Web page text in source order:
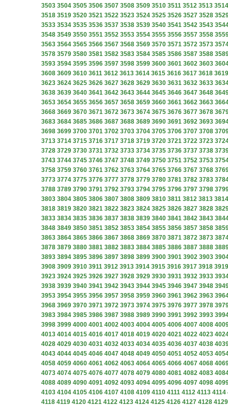
3503 3504 3505 3506 3507 3508 3509 3510 3511 3512 3513 3514
3518 3519 3520 3521 3522 3523 3524 3525 3526 3527 3528
3533 3534 3535 3536 3537 3538 3539 3540 3541 3542 3543
3548 3549 3550 3551 3552 3553 3554 3555 3556 3557 3558
3563 3564 3565 3566 3567 3568 3569 3570 3571 3572 3573
3578 3579 3580 3581 3582 3583 3584 3585 3586 3587 3588
3593 3594 3595 3596 3597 3598 3599 3600 3601 3602 3603
3608 3609 3610 3611 3612 3613 3614 3615 3616 3617 3618 3619
3623 3624 3625 3626 3627 3628 3629 3630 3631 3632 3633
3638 3639 3640 3641 3642 3643 3644 3645 3646 3647 3648
3653 3654 3655 3656 3657 3658 3659 3660 3661 3662 3663
3668 3669 3670 3671 3672 3673 3674 3675 3676 3677 3678
3683 3684 3685 3686 3687 3688 3689 3690 3691 3692 3693
3698 3699 3700 3701 3702 3703 3704 3705 3706 3707 3708
3713 3714 3715 3716 3717 3718 3719 3720 3721 3722 3723
3728 3729 3730 3731 3732 3733 3734 3735 3736 3737 3738
3743 3744 3745 3746 3747 3748 3749 3750 3751 3752 3753
3758 3759 3760 3761 3762 3763 3764 3765 3766 3767 3768
3773 3774 3775 3776 3777 3778 3779 3780 3781 3782 3783
3788 3789 3790 3791 3792 3793 3794 3795 3796 3797 3798
3803 3804 3805 3806 3807 3808 3809 3810 3811 3812 3813 3814
3818 3819 3820 3821 3822 3823 3824 3825 3826 3827 3828
3833 3834 3835 3836 3837 3838 3839 3840 3841 3842 3843
3848 3849 3850 3851 3852 3853 3854 3855 3856 3857 3858
3863 3864 3865 3866 3867 3868 3869 3870 3871 3872 3873
3878 3879 3880 3881 3882 3883 3884 3885 3886 3887 3888
3893 3894 3895 3896 3897 3898 3899 3900 3901 3902 3903
3908 3909 3910 3911 3912 3913 3914 3915 3916 3917 3918 3919
3923 3924 3925 3926 3927 3928 3929 3930 3931 3932 3933
3938 3939 3940 3941 3942 3943 3944 3945 3946 3947 3948
3953 3954 3955 3956 3957 3958 3959 3960 3961 3962 3963
3968 3969 3970 3971 3972 3973 3974 3975 3976 3977 3978
3983 3984 3985 3986 3987 3988 3989 3990 3991 3992 3993
3998 3999 4000 4001 4002 4003 4004 4005 4006 4007 4008
4013 4014 4015 4016 4017 4018 4019 4020 4021 4022 4023
4028 4029 4030 4031 4032 4033 4034 4035 4036 4037 4038
4043 4044 4045 4046 4047 4048 4049 4050 4051 4052 4053
4058 4059 4060 4061 4062 4063 4064 4065 4066 4067 4068
4073 4074 4075 4076 4077 4078 4079 4080 4081 4082 4083
4088 4089 4090 4091 4092 4093 4094 4095 4096 4097 4098
4103 4104 4105 4106 4107 4108 4109 4110 4111 4112 4113 4114
4118 4119 4120 4121 4122 4123 4124 4125 4126 4127 4128 4129